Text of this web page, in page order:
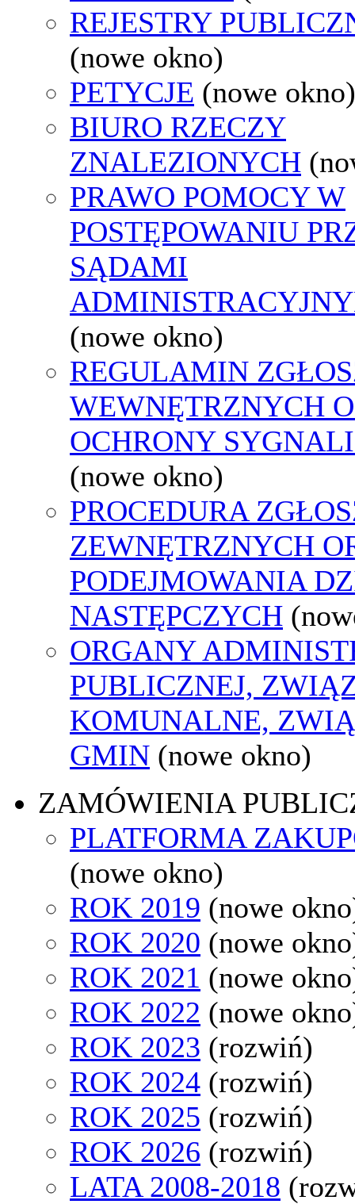
REJESTRY
(nowe okno)
PETYCJE (nowe okno)
BIURO RZECZY
ZNALEZIONYCH
PRAWO POMOCY W
POSTĘPOWANIU
SĄDAMI
(nowe okno)
REGULAMIN
WEWNĘTRZNYCH
OCHRONY
(nowe okno)
PROCEDURA
ZEWNĘTRZNYCH
PODEJMOWANIA
NASTĘPCZYCH
ORGANY
PUBLICZNEJ,
KOMUNALNE,
GMIN (nowe okno)
ZAMÓWIENIA
PLATFORMA
(nowe okno)
ROK 2019 (nowe
ROK 2020 (nowe
ROK 2021 (nowe
ROK 2022 (nowe
ROK 2023 (rozwiń)
ROK 2024 (rozwiń)
ROK 2025 (rozwiń)
ROK 2026 (rozwiń)
LATA 2008-2018